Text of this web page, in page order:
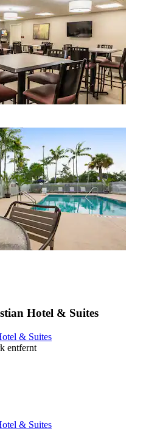
Hotel & Suites
& Suites
entfernt
& Suites